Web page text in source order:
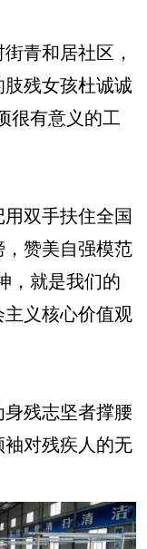
青和居社区，
残女孩杜诚诚
很有意义的工
双手扶住全国
赞美自强模范
，就是我们的
义核心价值观
残志坚者撑腰
对残疾人的无